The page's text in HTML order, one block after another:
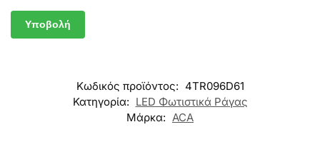
Κωδικός προϊόντος: 4TR096D61
Κατηγορία: LED Φωτιστικά Ράγας
Μάρκα: ACA